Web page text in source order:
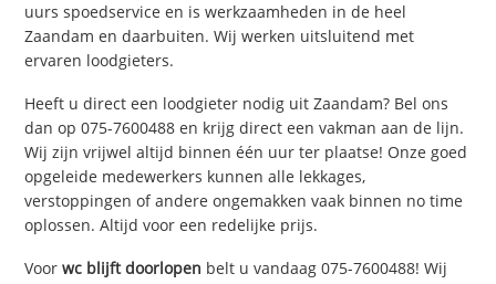
uurs spoedservice en is werkzaamheden in de heel
Zaandam en daarbuiten. Wij werken uitsluitend met
ervaren loodgieters.
Heeft u direct een loodgieter nodig uit Zaandam? Bel ons
dan op 075-7600488 en krijg direct een vakman aan de lijn.
Wij zijn vrijwel altijd binnen één uur ter plaatse! Onze goed
opgeleide medewerkers kunnen alle lekkages,
verstoppingen of andere ongemakken vaak binnen no time
oplossen. Altijd voor een redelijke prijs.
Voorwc blijft doorlopen belt u vandaag 075-7600488! Wij